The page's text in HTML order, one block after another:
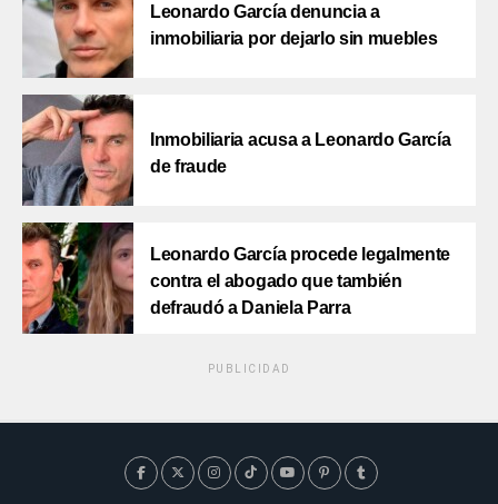
Leonardo García denuncia a
inmobiliaria por dejarlo sin muebles
Inmobiliaria acusa a Leonardo García
de fraude
Leonardo García procede legalmente
contra el abogado que también
defraudó a Daniela Parra
PUBLICIDAD